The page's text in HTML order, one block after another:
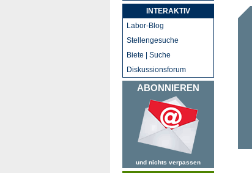
INTERAKTIV
Labor-Blog
Stellengesuche
Biete | Suche
Diskussionsforum
ABONNIEREN
und nichts verpassen